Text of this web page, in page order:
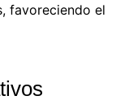
favoreciendo el